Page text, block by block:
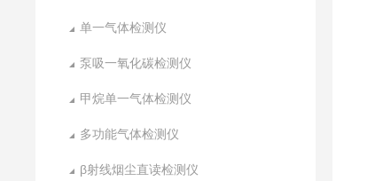
单一气体检测仪
泵吸一氧化碳检测仪
甲烷单一气体检测仪
多功能气体检测仪
β射线烟尘直读检测仪